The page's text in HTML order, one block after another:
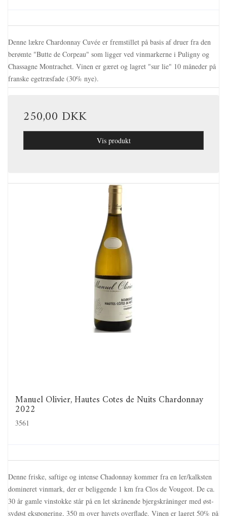
Denne lækre Chardonnay Cuvée er fremstillet på basis af druer fra den
berømte "Butte de Corpeau" som ligger ved vinmarkerne i Puligny og
Chassagne Montrachet. Vinen er gæret og lagret "sur lie" 10 måneder på
franske egetræsfade (30% nye).
250,00 DKK
Vis produkt
Manuel Olivier, Hautes Cotes de Nuits Chardonnay
2022
3561
Denne friske, saftige og intense Chadonnay kommer fra en ler/kalksten
domineret vinmark, der er beliggende 1 km fra Clos de Vougeot. De ca.
30 år gamle vinstokke står på en let skrånende bjergskråninger med øst-
sydøst eksponering, 350 m over havets overflade. Vinen er lagret 50% på